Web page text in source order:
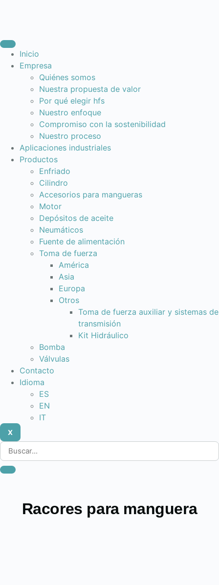
Inicio
Empresa
Quiénes somos
Nuestra propuesta de valor
Por qué elegir hfs
Nuestro enfoque
Compromiso con la sostenibilidad
Nuestro proceso
Aplicaciones industriales
Productos
Enfriado
Cilindro
Accesorios para mangueras
Motor
Depósitos de aceite
Neumáticos
Fuente de alimentación
Toma de fuerza
América
Asia
Europa
Otros
Toma de fuerza auxiliar y sistemas de
transmisión
Kit Hidráulico
Bomba
Válvulas
Contacto
Idioma
ES
EN
IT
X
Racores para manguera